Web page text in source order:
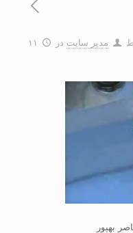
مدیر سایت در
۱۱
بهپور